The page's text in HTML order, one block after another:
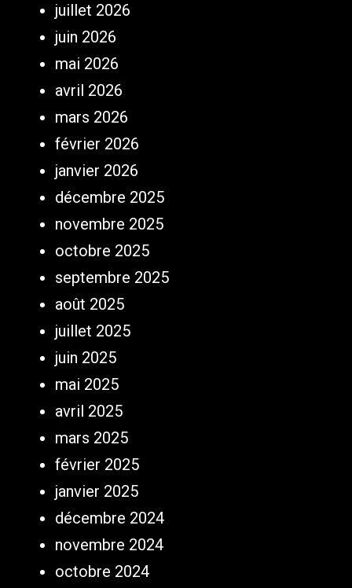
juillet 2026
juin 2026
mai 2026
avril 2026
mars 2026
février 2026
janvier 2026
décembre 2025
novembre 2025
octobre 2025
septembre 2025
août 2025
juillet 2025
juin 2025
mai 2025
avril 2025
mars 2025
février 2025
janvier 2025
décembre 2024
novembre 2024
octobre 2024